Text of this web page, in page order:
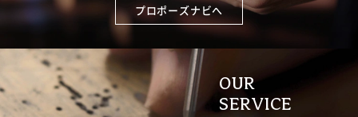
プロポーズナビへ
OUR
SERVICE